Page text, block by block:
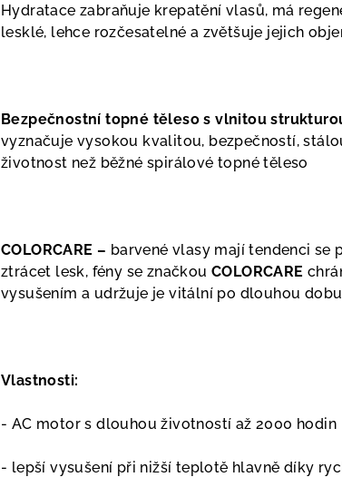
Hydratace zabraňuje krepatění vlasů, má
lesklé, lehce rozčesatelné a zvětšuje jejich
Bezpečnostní topné těleso s vlnitou
vyznačuje vysokou kvalitou, bezpečností,
životnost než běžné spirálové topné těleso
COLORCARE – barvené vlasy mají tendenci se
ztrácet lesk, fény se značkou COLORCARE
vysušením a udržuje je vitální po dlouhou
Vlastnosti:
- AC motor s dlouhou životností až 2000 hodin
- lepší vysušení při nižší teplotě hlavně díky